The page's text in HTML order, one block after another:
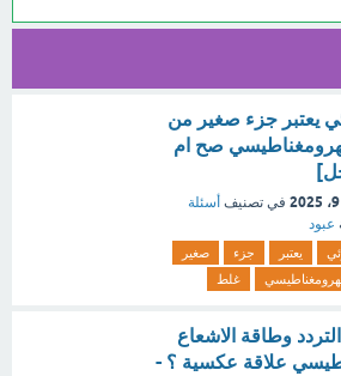
يعتبر جزء صغير من
صح ام
في تصنيف أسئلة
عبود
يعتبر جزء
صغير
غلط
وطاقة الاشعاع
علاقة عكسية ؟ -